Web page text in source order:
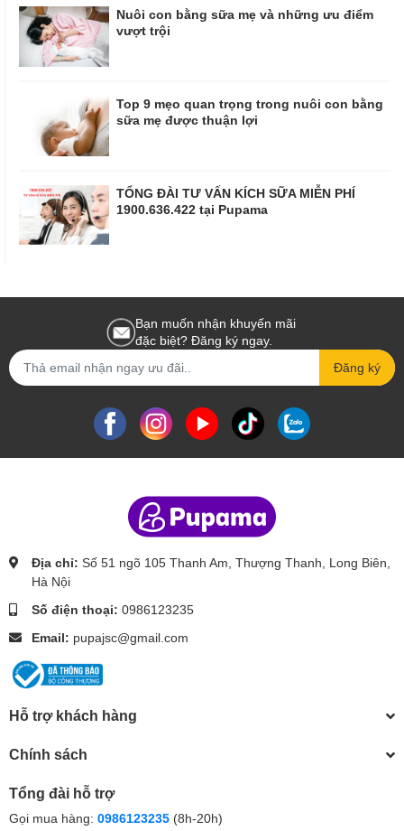
Nuôi con bằng sữa mẹ và những ưu điểm
vượt trội
Top 9 mẹo quan trọng trong nuôi con bằng
sữa mẹ được thuận lợi
TỔNG ĐÀI TƯ VẤN KÍCH SỮA MIỄN PHÍ
1900.636.422 tại Pupama
Bạn muốn nhận khuyến mãi
đặc biệt? Đăng ký ngay.
Đăng ký
Địa chỉ: Số 51 ngõ 105 Thanh Am, Thượng Thanh, Long Biên,
Hà Nội
Số điện thoại: 0986123235
Email: pupajsc@gmail.com
Hỗ trợ khách hàng
Chính sách
Tổng đài hỗ trợ
Gọi mua hàng: 0986123235 (8h-20h)